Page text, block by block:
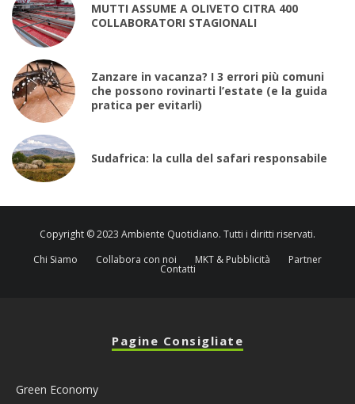
MUTTI ASSUME A OLIVETO CITRA 400
COLLABORATORI STAGIONALI
Zanzare in vacanza? I 3 errori più comuni
che possono rovinarti l’estate (e la guida
pratica per evitarli)
Sudafrica: la culla del safari responsabile
Copyright © 2023 Ambiente Quotidiano. Tutti i diritti riservati.
Chi Siamo
Collabora con noi MKT & Pubblicità Partner
Contatti
Pagine Consigliate
Green Economy